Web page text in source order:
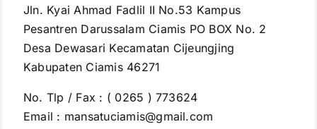
Jln. Kyai Ahmad Fadlil II No.53 Kampus
Pesantren Darussalam Ciamis PO BOX No. 2
Desa Dewasari Kecamatan Cijeungjing
Kabupaten Ciamis 46271
No. Tlp / Fax : ( 0265 ) 773624
Email : mansatuciamis@gmail.com